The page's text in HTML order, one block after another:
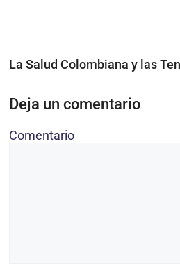
La Salud Colombiana y las
Deja un comentario
Comentario